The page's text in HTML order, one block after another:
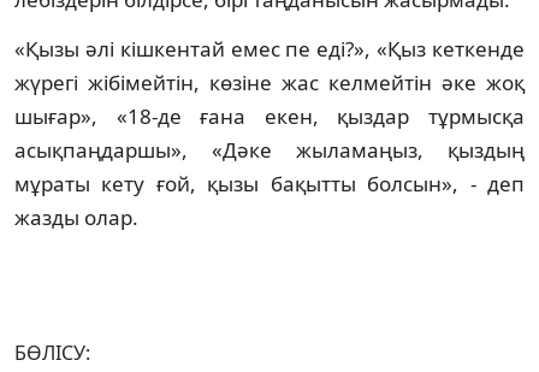
«Қызы әлі кішкентай емес пе еді?», «Қыз кеткенде
жүрегі жібімейтін, көзіне жас келмейтін әке жоқ
шығар», «18-де ғана екен, қыздар тұрмысқа
асықпаңдаршы», «Дәке жыламаңыз, қыздың
мұраты кету ғой, қызы бақытты болсын», - деп
жазды олар.
БӨЛІСУ: